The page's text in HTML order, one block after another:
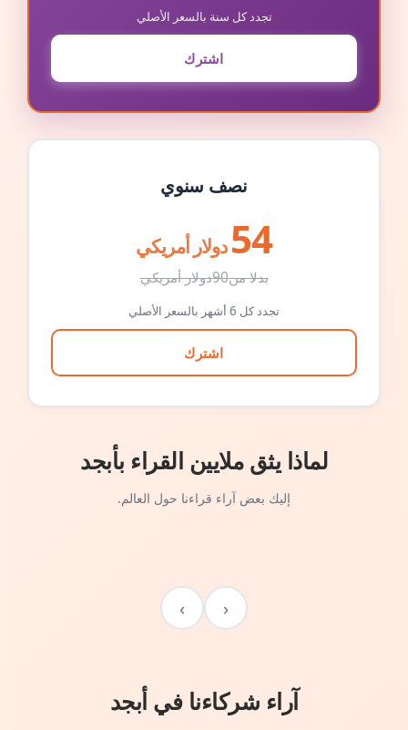
تجدد كل سنة بالسعر الأصلي
اشترك
نصف سنوي
54 دولار أمريكي
بدلا من90دولار أمريكي
تجدد كل 6 أشهر بالسعر الأصلي
اشترك
لماذا يثق ملايين القراء بأبجد
إليك بعض آراء قراءنا حول العالم.
‹
›
آراء شركاءنا في أبجد